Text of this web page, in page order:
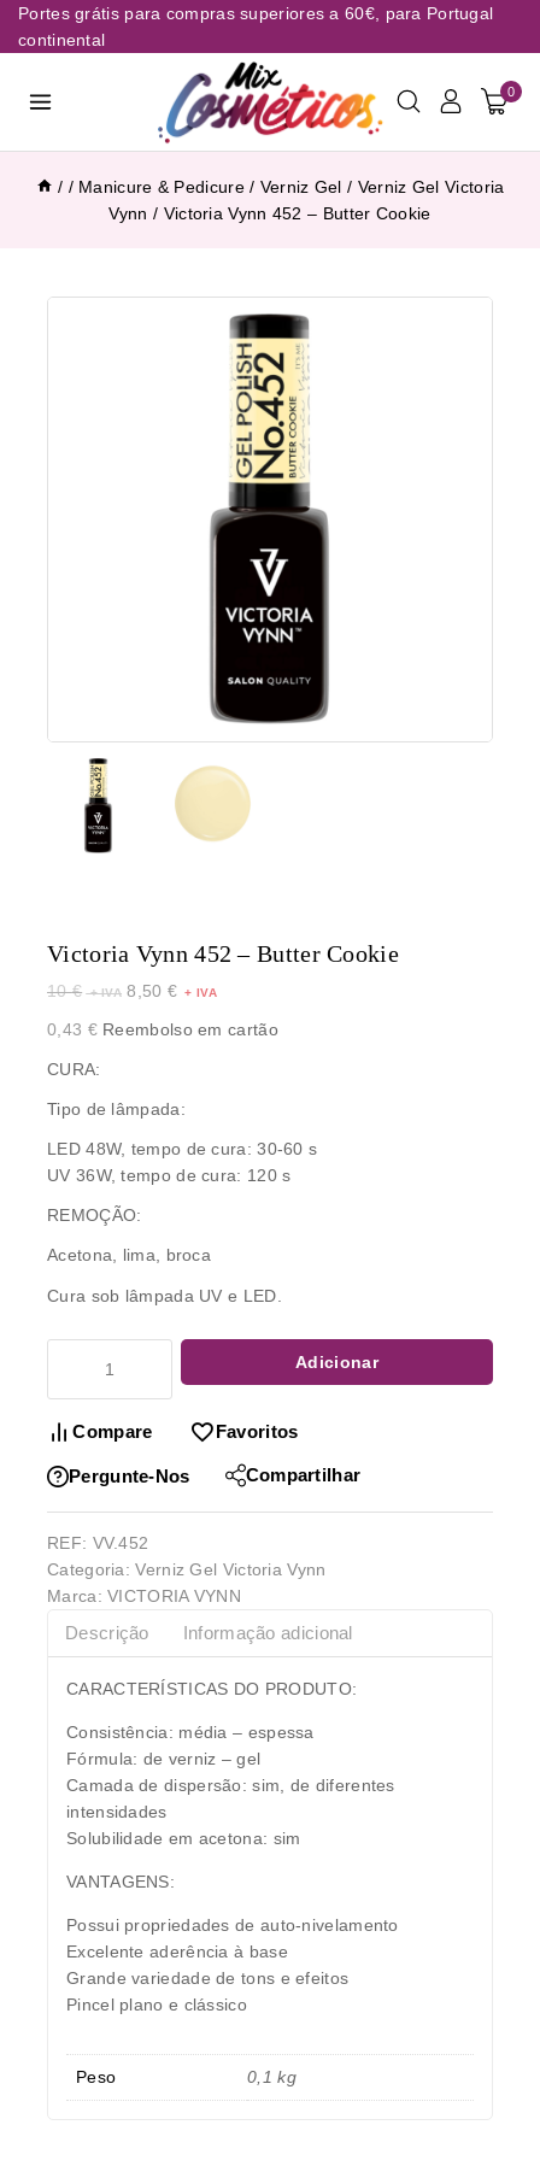
Portes grátis para compras superiores a 60€, para Portugal
continental
0
/ / Manicure & Pedicure / Verniz Gel / Verniz Gel Victoria
Vynn / Victoria Vynn 452 – Butter Cookie
Victoria Vynn 452 – Butter Cookie
10€ 8,50 €
0,43 €Reembolso em cartão
CURA:
Tipo de lâmpada:
LED 48W, tempo de cura: 30-60 s
UV 36W, tempo de cura: 120 s
REMOÇÃO:
Acetona, lima, broca
Cura sob lâmpada UV e LED.
Adicionar
Compare Favoritos
Pergunte-Nos Compartilhar
REF: VV.452
Categoria:Verniz Gel Victoria Vynn
Marca:VICTORIA VYNN
Descrição Informação adicional
CARACTERÍSTICAS DO PRODUTO:
Consistência: média – espessa
Fórmula: de verniz – gel
Camada de dispersão: sim, de diferentes
intensidades
Solubilidade em acetona: sim
VANTAGENS:
Possui propriedades de auto-nivelamento
Excelente aderência à base
Grande variedade de tons e efeitos
Pincel plano e clássico
Peso 0,1 kg